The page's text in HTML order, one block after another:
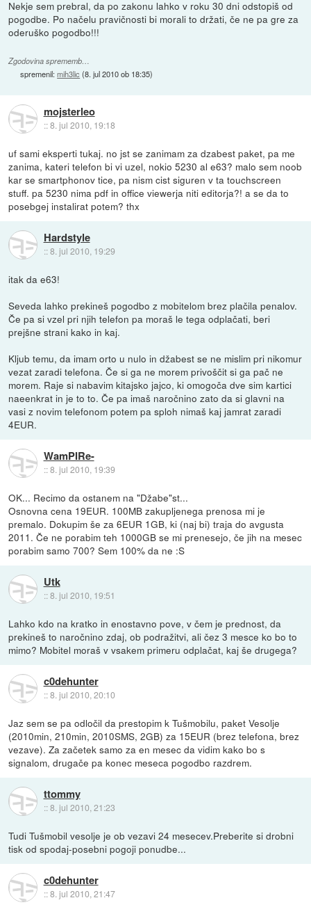
Nekje sem prebral, da po zakonu lahko v roku 30 dni odstopiš od
pogodbe. Po načelu pravičnosti bi morali to držati, če ne pa gre za
oderuško pogodbo!!!
Zgodovina sprememb…
spremenil:mih3lic (8. jul 2010 ob 18:35)
mojsterleo
::8. jul 2010, 19:18
uf sami eksperti tukaj. no jst se zanimam za dzabest paket, pa me
zanima, kateri telefon bi vi uzel, nokio 5230 al e63? malo sem noob
kar se smartphonov tice, pa nism cist siguren v ta touchscreen
stuff. pa 5230 nima pdf in office viewerja niti editorja?! a se da to
posebgej instalirat potem? thx
Hardstyle
::8. jul 2010, 19:29
itak da e63!
Seveda lahko prekineš pogodbo z mobitelom brez plačila penalov.
Če pa si vzel pri njih telefon pa moraš le tega odplačati, beri
prejšne strani kako in kaj.
Kljub temu, da imam orto u nulo in džabest se ne mislim pri nikomur
vezat zaradi telefona. Če si ga ne morem privoščit si ga pač ne
morem. Raje si nabavim kitajsko jajco, ki omogoča dve sim kartici
naeenkrat in je to to. Če pa imaš naročnino zato da si glavni na
vasi z novim telefonom potem pa sploh nimaš kaj jamrat zaradi
4EUR.
WamPIRe-
::8. jul 2010, 19:39
OK... Recimo da ostanem na "Džabe"st...
Osnovna cena 19EUR. 100MB zakupljenega prenosa mi je
premalo. Dokupim še za 6EUR 1GB, ki (naj bi) traja do avgusta
2011. Če ne porabim teh 1000GB se mi prenesejo, če jih na mesec
porabim samo 700? Sem 100% da ne :S
Utk
::8. jul 2010, 19:51
Lahko kdo na kratko in enostavno pove, v čem je prednost, da
prekineš to naročnino zdaj, ob podražitvi, ali čez 3 mesce ko bo to
mimo? Mobitel moraš v vsakem primeru odplačat, kaj še drugega?
c0dehunter
::8. jul 2010, 20:10
Jaz sem se pa odločil da prestopim k Tušmobilu, paket Vesolje
(2010min, 210min, 2010SMS, 2GB) za 15EUR (brez telefona, brez
vezave). Za začetek samo za en mesec da vidim kako bo s
signalom, drugače pa konec meseca pogodbo razdrem.
ttommy
::8. jul 2010, 21:23
Tudi Tušmobil vesolje je ob vezavi 24 mesecev.Preberite si drobni
tisk od spodaj-posebni pogoji ponudbe...
c0dehunter
::8. jul 2010, 21:47